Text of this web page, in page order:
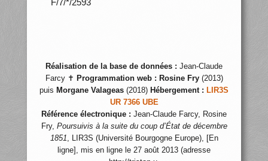
Réalisation de la base de données : Jean-Claude
Farcy ✝ Programmation web : Rosine Fry(2013)
puis Morgane Valageas (2018) Hébergement : LIR3S
UR 7366 UBE
Référence électronique : Jean-Claude Farcy, Rosine
Fry, Poursuivis à la suite du coup d’État de décembre
1851, LIR3S (Université Bourgogne Europe), [En
ligne], mis en ligne le 27 août 2013 (adresse